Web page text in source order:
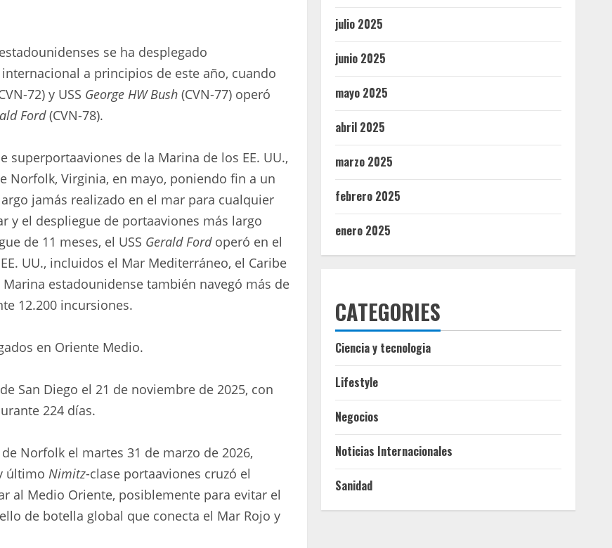
se ha desplegado
a principios de este año, cuando
72) y USS George HW Bush (CVN-77) operó
Ford(CVN-78).
superportaaviones de la Marina de los EE. UU.,
Norfolk, Virginia, en mayo, poniendo fin a un
jamás realizado en el mar para cualquier
y el despliegue de portaaviones más largo
de 11 meses, el USS Gerald Fordoperó en el
UU., incluidos el Mar Mediterráneo, el Caribe
estadounidense también navegó más de
12.200 incursiones.
en Oriente Medio.
San Diego el 21 de noviembre de 2025, con
224 días.
Norfolk el martes 31 de marzo de 2026,
último Nimitz-clase portaaviones cruzó el
al Medio Oriente, posiblemente para evitar el
de botella global que conecta el Mar Rojo y
julio 2025
junio 2025
mayo 2025
abril 2025
marzo 2025
febrero 2025
enero 2025
CATEGORIES
Ciencia y tecnologia
Lifestyle
Negocios
Noticias Internacionales
Sanidad